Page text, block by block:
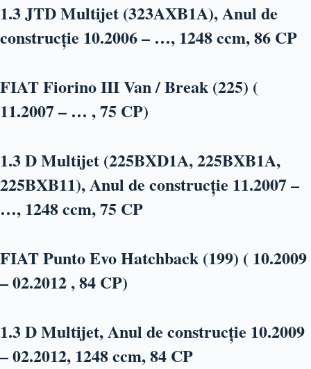
1.3 JTD Multijet (323AXB1A), Anul de
construcție 10.2006 – …, 1248 ccm, 86 CP
FIAT Fiorino III Van / Break (225) (
11.2007 – … , 75 CP)
1.3 D Multijet (225BXD1A, 225BXB1A,
225BXB11), Anul de construcție 11.2007 –
…, 1248 ccm, 75 CP
FIAT Punto Evo Hatchback (199) ( 10.2009
– 02.2012 , 84 CP)
1.3 D Multijet, Anul de construcție 10.2009
– 02.2012, 1248 ccm, 84 CP